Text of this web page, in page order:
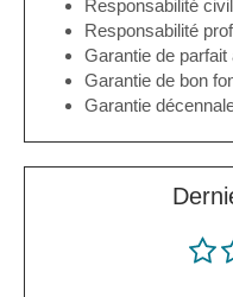
Responsabilité
Responsabilité
Garantie de
Garantie de bon
Garantie